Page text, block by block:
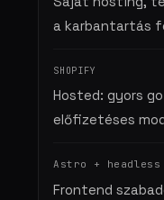
a karbantartás
Hosted: gyors
előfizetéses
Frontend